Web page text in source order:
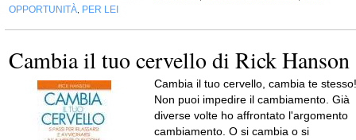
OPPORTUNITÀ PER LEI
Cambia il tuo cervello di Rick Hanson
Cambia il tuo cervello, cambia te stesso!
Non puoi impedire il cambiamento. Già
diverse volte ho affrontato l'argomento
cambiamento. O si cambia o si